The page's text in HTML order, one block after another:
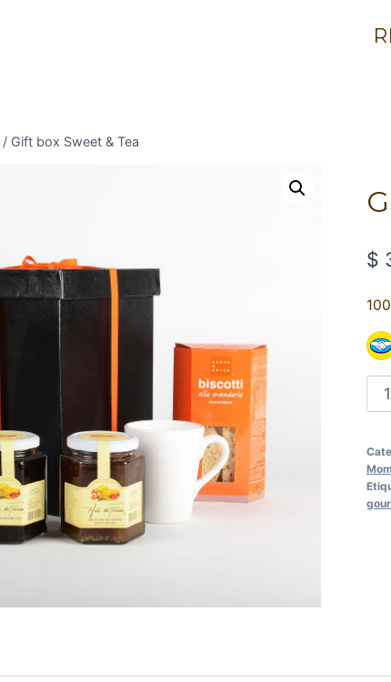
/ Gift box Sweet & Tea
$
Gift
&